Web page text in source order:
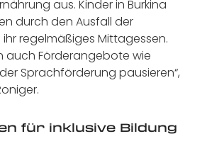
aus. Kinder in Burkina
durch den Ausfall der
regelmäßiges Mittagessen.
auch Förderangebote wie
Sprachförderung pausieren“,
für inklusive Bildung